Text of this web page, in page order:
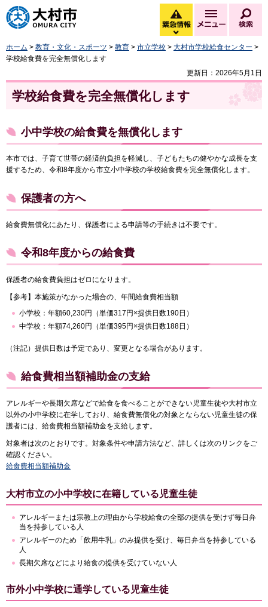
大村市
緊急情報
緊急情報を開く
メニュー
ホーム > 教育・文化・スポーツ > 教育 > 市立学校 > 大村市学校給食センター >
学校給食費を完全無償化します
更新日：2026年5月1日
学校給食費を完全無償化します
小中学校の給食費を無償化します
本市では、子育て世帯の経済的負担を軽減し、子どもたちの健やかな成長を支
援するため、令和8年度から市立小中学校の学校給食費を完全無償化します。
保護者の方へ
給食費無償化にあたり、保護者による申請等の手続きは不要です。
令和8年度からの給食費
保護者の給食費負担はゼロになります。
【参考】本施策がなかった場合の、年間給食費相当額
小学校：年額60,230円（単価317円×提供日数190日）
中学校：年額74,260円（単価395円×提供日数188日）
（注記）提供日数は予定であり、変更となる場合があります。
給食費相当額補助金の支給
アレルギーや長期欠席などで給食を食べることができない児童生徒や大村市立
以外の小中学校に在学しており、給食費無償化の対象とならない児童生徒の保
護者には、給食費相当額補助金を支給します。
対象者は次のとおりです。対象条件や申請方法など、詳しくは次のリンクをご
確認ください。
給食費相当額補助金
大村市立の小中学校に在籍している児童生徒
アレルギーまたは宗教上の理由から学校給食の全部の提供を受けず毎日弁
当を持参している人
アレルギーのため「飲用牛乳」のみ提供を受け、毎日弁当を持参している
人
長期欠席などにより給食の提供を受けていない人
市外小中学校に通学している児童生徒